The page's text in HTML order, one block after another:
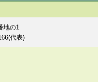
地の1
代表)